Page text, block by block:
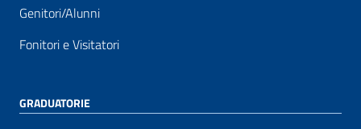
Genitori/Alunni
Fonitori e Visitatori
GRADUATORIE